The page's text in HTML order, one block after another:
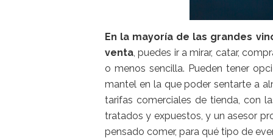
En la mayoría de las grandes
venta, puedes ir a mirar, catar,
o menos sencilla. Pueden tener
mantel en la que poder sentarte a
tarifas comerciales de tienda, con
tratados y expuestos, y un asesor
pensado comer, para qué tipo de